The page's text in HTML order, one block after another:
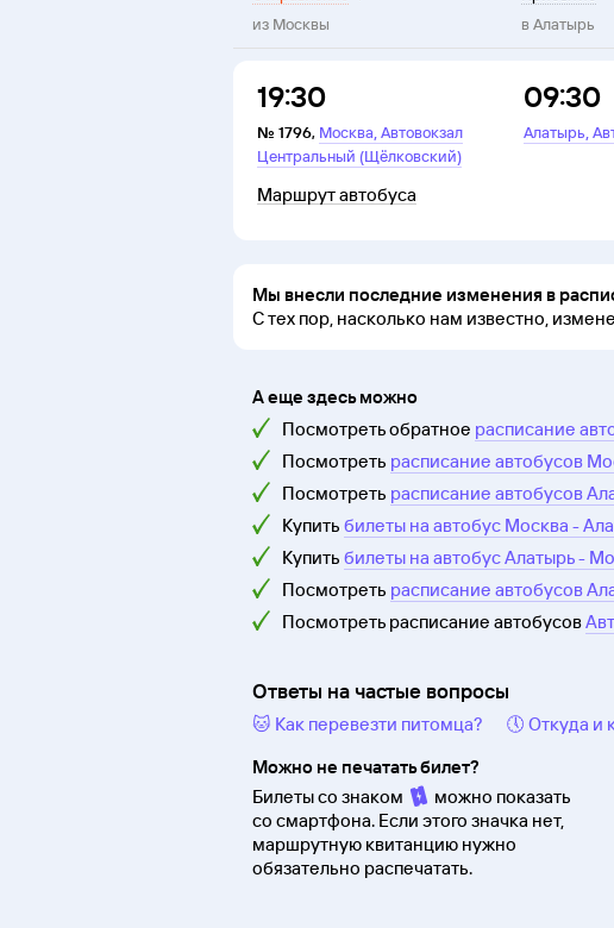
из Москвы
в Алатырь
19:30
№ 1796, Москва,Автовокзал
Центральный (Щёлковский)
09:30
Алатырь,
Маршрут автобуса
Мы внесли последние изменения в
С тех пор, насколько нам известно,
А еще здесь можно
Посмотреть обратное расписание
Посмотреть расписание автобусов
Посмотреть расписание автобусов
Купить билеты на автобус Москва -
Купить билеты на автобус Алатырь -
Посмотреть расписание автобусов
Посмотреть расписание автобусов
Ответы на частые вопросы
🐱 Как перевезти питомца? 🕔 Откуда и
Можно не печатать билет?
Билеты со знаком
можно показать
со смартфона. Если этого значка нет,
маршрутную квитанцию нужно
обязательно распечатать.